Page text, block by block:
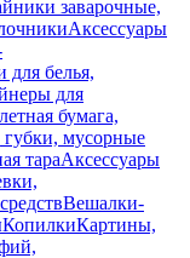
заварочные,
Аксессуары
белья,
для
бумага,
мусорные
тараАксессуары
Вешалки-
КопилкиКартины,